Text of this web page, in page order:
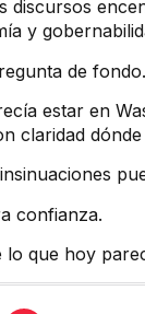
discursos
y
de fondo.
estar en
claridad
confianza.
lo que hoy